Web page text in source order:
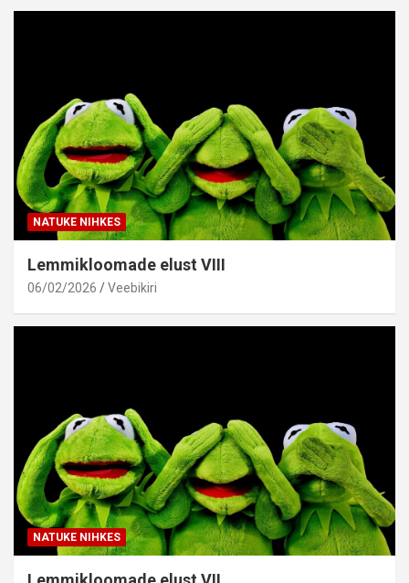
NATUKE NIHKES
Lemmikloomade elust VIII
06/02/2026 Veebikiri
NATUKE NIHKES